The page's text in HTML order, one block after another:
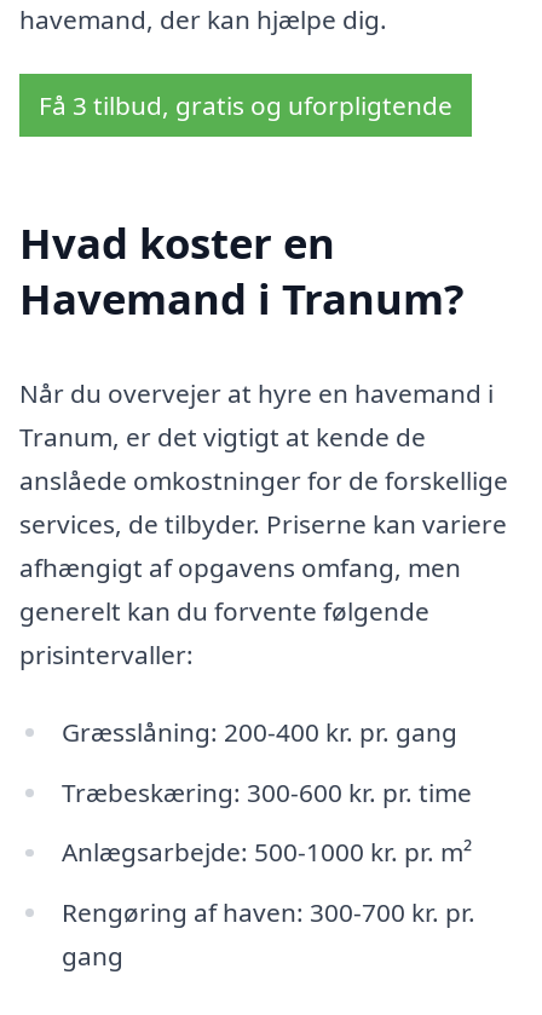
havemand, der kan hjælpe dig.
Få 3 tilbud, gratis og uforpligtende
Hvad koster en
Havemand i Tranum?
Når du overvejer at hyre en havemand i
Tranum, er det vigtigt at kende de
anslåede omkostninger for de forskellige
services, de tilbyder. Priserne kan variere
afhængigt af opgavens omfang, men
generelt kan du forvente følgende
prisintervaller:
Græsslåning: 200-400 kr. pr. gang
Træbeskæring: 300-600 kr. pr. time
Anlægsarbejde: 500-1000 kr. pr. m²
Rengøring af haven: 300-700 kr. pr.
gang